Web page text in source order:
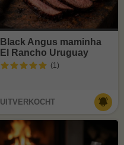
Black Angus maminha
El Rancho Uruguay
(1)
UITVERKOCHT